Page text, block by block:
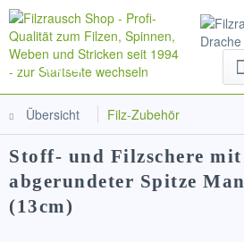
Menü
Übersicht Filz-Zubehör
Stoff- und Filzschere mit
abgerundeter Spitze
(13cm)